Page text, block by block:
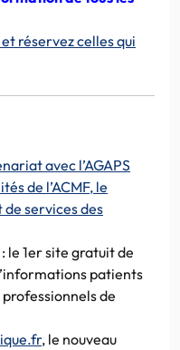
réservez celles qui
avec l’AGAPS
de l’ACMF, le
de services des
: le 1er site gratuit de
patients
de
, le nouveau